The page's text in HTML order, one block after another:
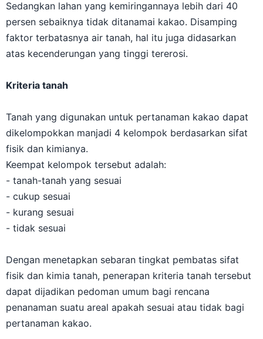
Sedangkan lahan yang kemiringannaya lebih dari 40
persen sebaiknya tidak ditanamai kakao. Disamping
faktor terbatasnya air tanah, hal itu juga didasarkan
atas kecenderungan yang tinggi tererosi.
Kriteria tanah
Tanah yang digunakan untuk pertanaman kakao dapat
dikelompokkan manjadi 4 kelompok berdasarkan sifat
fisik dan kimianya.
Keempat kelompok tersebut adalah:
- tanah-tanah yang sesuai
- cukup sesuai
- kurang sesuai
- tidak sesuai
Dengan menetapkan sebaran tingkat pembatas sifat
fisik dan kimia tanah, penerapan kriteria tanah tersebut
dapat dijadikan pedoman umum bagi rencana
penanaman suatu areal apakah sesuai atau tidak bagi
pertanaman kakao.